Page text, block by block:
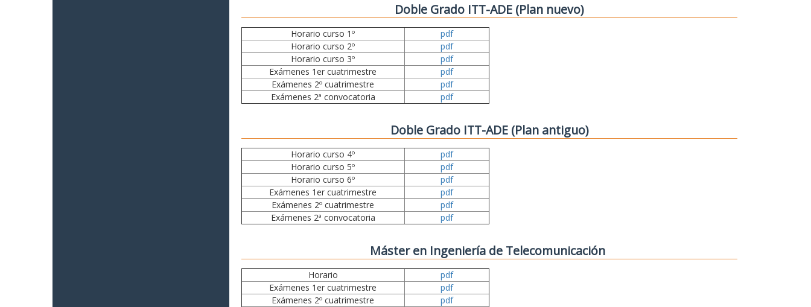
Doble Grado ITT-ADE (Plan nuevo)
Horario curso 1º
pdf
Horario curso 2º
pdf
Horario curso 3º
pdf
Exámenes 1er cuatrimestre
pdf
Exámenes 2º cuatrimestre
pdf
Exámenes 2ª convocatoria
pdf
Doble Grado ITT-ADE (Plan antiguo)
Horario curso 4º
pdf
Horario curso 5º
pdf
Horario curso 6º
pdf
Exámenes 1er cuatrimestre
pdf
Exámenes 2º cuatrimestre
pdf
Exámenes 2ª convocatoria
pdf
Máster en Ingeniería de Telecomunicación
Horario
pdf
Exámenes 1er cuatrimestre
pdf
Exámenes 2º cuatrimestre
pdf